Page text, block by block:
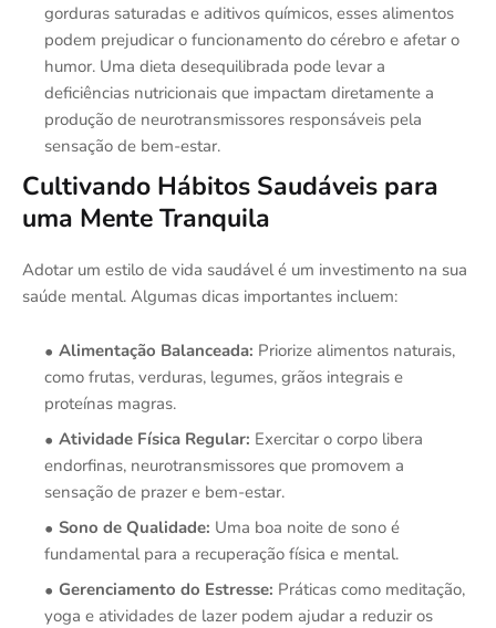
gorduras saturadas e aditivos químicos, esses alimentos
podem prejudicar o funcionamento do cérebro e afetar o
humor. Uma dieta desequilibrada pode levar a
deficiências nutricionais que impactam diretamente a
produção de neurotransmissores responsáveis pela
sensação de bem-estar.
Cultivando Hábitos Saudáveis para
uma Mente Tranquila
Adotar um estilo de vida saudável é um investimento na sua
saúde mental. Algumas dicas importantes incluem:
Alimentação Balanceada: Priorize alimentos naturais,
como frutas, verduras, legumes, grãos integrais e
proteínas magras.
Atividade Física Regular: Exercitar o corpo libera
endorfinas, neurotransmissores que promovem a
sensação de prazer e bem-estar.
Sono de Qualidade: Uma boa noite de sono é
fundamental para a recuperação física e mental.
Gerenciamento do Estresse: Práticas como meditação,
yoga e atividades de lazer podem ajudar a reduzir os